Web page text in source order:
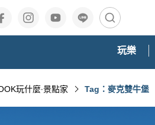
玩樂
玩什麼‧景點家 Tag：麥克雙牛堡